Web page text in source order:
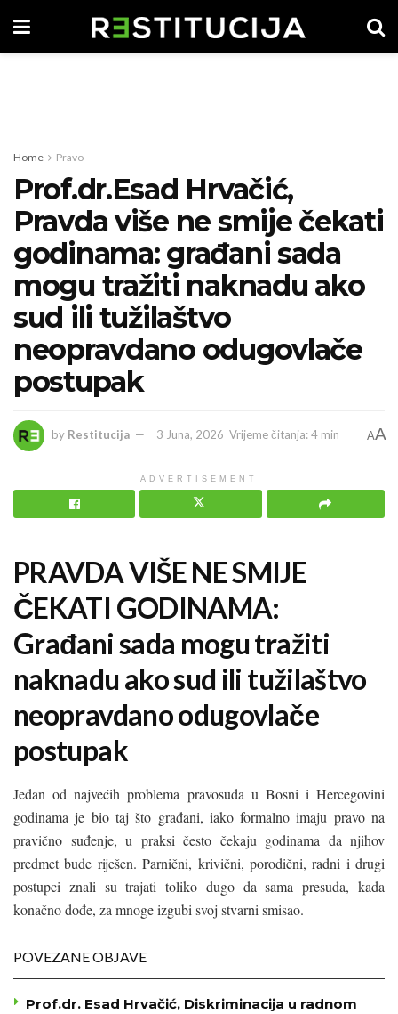
Home Pravo
Prof.dr.Esad Hrvačić,
Pravda više ne smije čekati
godinama: građani sada
mogu tražiti naknadu ako
sud ili tužilaštvo
neopravdano odugovlače
postupak
by Restitucija 3 Juna, 2026 Vrijeme čitanja: 4 min AA
ADVERTISEMENT
PRAVDA VIŠE NE SMIJE
ČEKATI GODINAMA:
Građani sada mogu tražiti
naknadu ako sud ili tužilaštvo
neopravdano odugovlače
postupak
Jedan od najvećih problema pravosuđa u Bosni i Hercegovini
godinama je bio taj što građani, iako formalno imaju pravo na
pravično suđenje, u praksi često čekaju godinama da njihov
predmet bude riješen. Parnični, krivični, porodični, radni i drugi
postupci znali su trajati toliko dugo da sama presuda, kada
konačno dođe, za mnoge izgubi svoj stvarni smisao.
POVEZANE OBJAVE
Prof.dr. Esad Hrvačić, Diskriminacija u radnom